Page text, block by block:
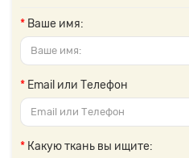
Ваше имя:
Email или Телефон
Какую ткань вы ищите: